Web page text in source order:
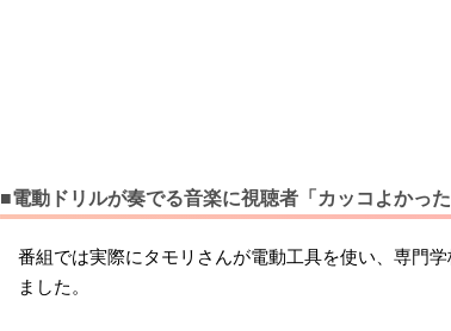
■電動ドリルが奏でる音楽に視聴者「カッコよかった
番組では実際にタモリさんが電動工具を使い、専門
ました。